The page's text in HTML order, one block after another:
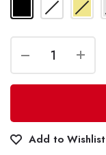
Add to Wishlist